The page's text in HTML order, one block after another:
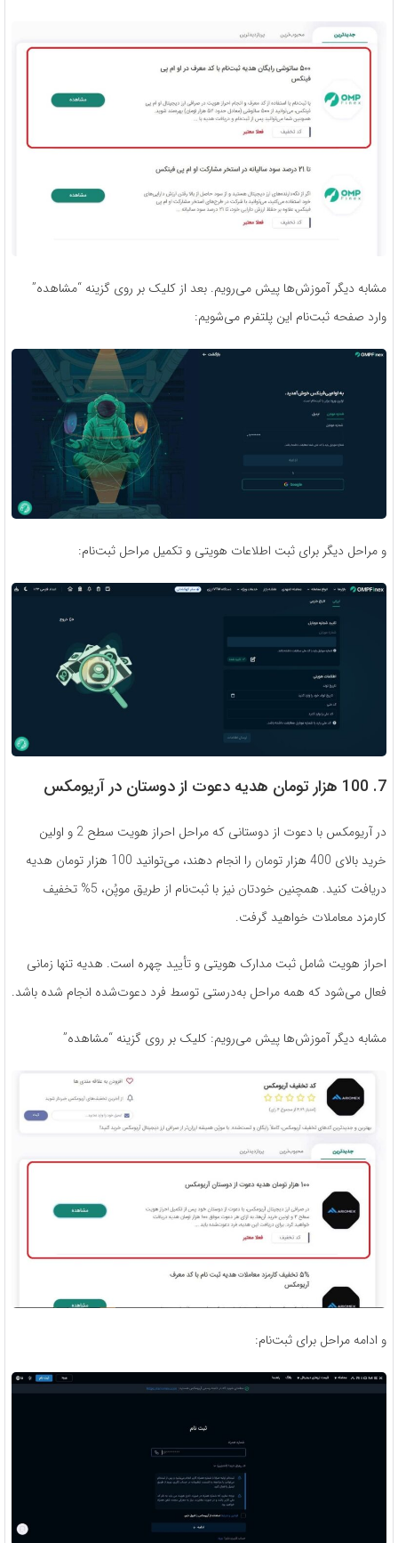
مشابه دیگر آموزش‌ها پیش می‌رویم. بعد از کلیک بر روی گزینه “مشاهده”
وارد صفحه ثبت‌نام این پلتفرم می‌شویم:
و مراحل دیگر برای ثبت اطلاعات هویتی و تکمیل مراحل ثبت‌نام:
7. 100 هزار تومان هدیه دعوت از دوستان در آریومکس
در آریومکس با دعوت از دوستانی که مراحل احراز هویت سطح 2 و اولین
خرید بالای 400 هزار تومان را انجام دهند، می‌توانید 100 هزار تومان هدیه
دریافت کنید. همچنین خودتان نیز با ثبت‌نام از طریق موپُن، 5% تخفیف
کارمزد معاملات خواهید گرفت.
احراز هویت شامل ثبت مدارک هویتی و تأیید چهره است. هدیه تنها زمانی
فعال می‌شود که همه مراحل به‌درستی توسط فرد دعوت‌شده انجام شده باشد.
مشابه دیگر آموزش‌ها پیش می‌رویم: کلیک بر روی گزینه “مشاهده”
و ادامه مراحل برای ثبت‌نام: